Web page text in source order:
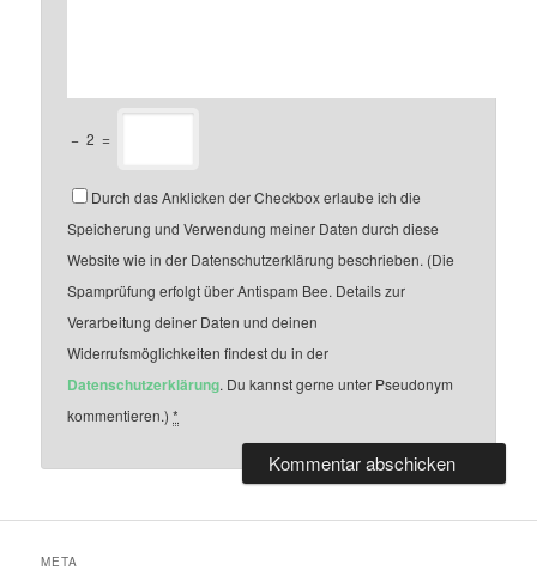
− 2 =
Durch das Anklicken der Checkbox erlaube ich die
Speicherung und Verwendung meiner Daten durch diese
Website wie in der Datenschutzerklärung beschrieben. (Die
Spamprüfung erfolgt über Antispam Bee. Details zur
Verarbeitung deiner Daten und deinen
Widerrufsmöglichkeiten findest du in der
Datenschutzerklärung. Du kannst gerne unter Pseudonym
kommentieren.)*
META